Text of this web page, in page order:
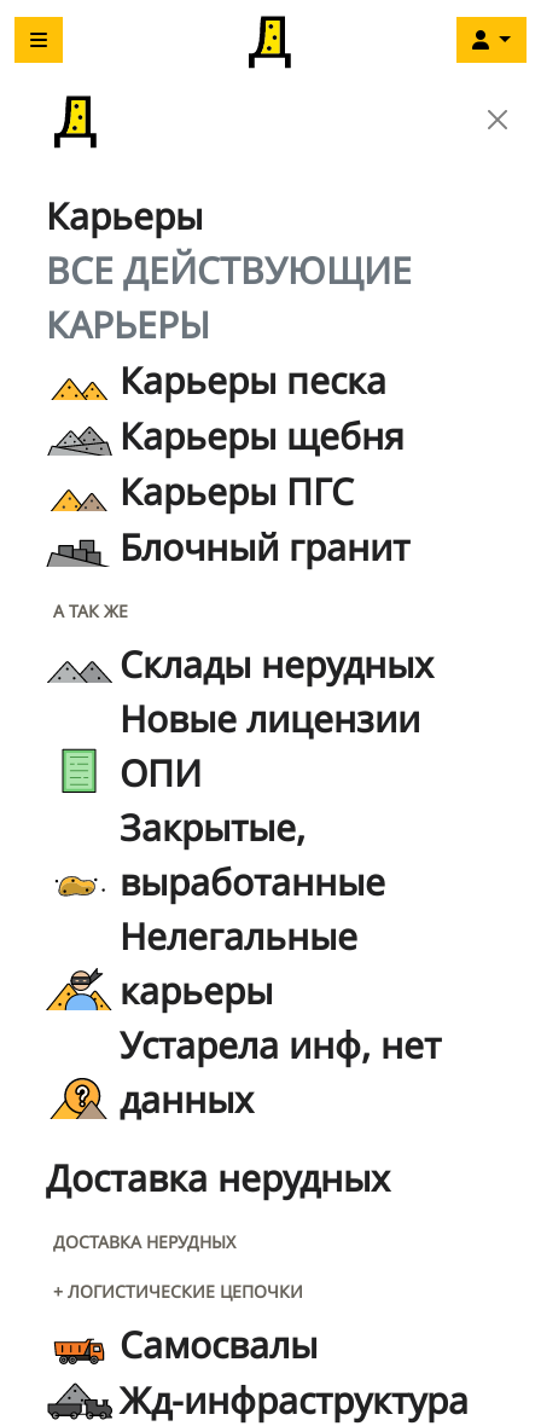
Карьеры
ВСЕ ДЕЙСТВУЮЩИЕ
КАРЬЕРЫ
Карьеры песка
Карьеры щебня
Карьеры ПГС
Блочный гранит
А ТАК ЖЕ
Склады нерудных
Новые лицензии
ОПИ
Закрытые,
выработанные
Нелегальные
карьеры
Устарела инф, нет
данных
Доставка нерудных
ДОСТАВКА НЕРУДНЫХ
+ ЛОГИСТИЧЕСКИЕ ЦЕПОЧКИ
Самосвалы
Жд-инфраструктура